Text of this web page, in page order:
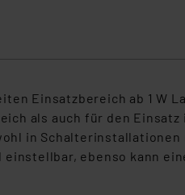
Einsatzbereich ab 1 W
als auch für den Einsatz
in Schalterinstallationen
ebenso kann